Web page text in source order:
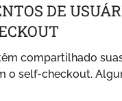
DE
compartilhado
o self-checkout.